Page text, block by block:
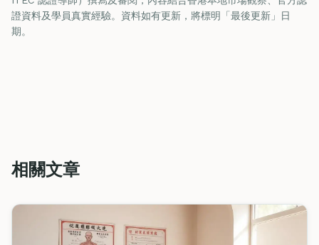
證資料及學員真實經驗。資料如有更新，將標明「最後更新」日
期。
相關文章